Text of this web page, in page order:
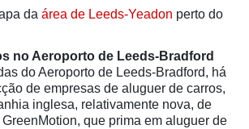
da área de Leeds-Yeadon perto do
no Aeroporto de Leeds-Bradford
do Aeroporto de Leeds-Bradford, há
de empresas de aluguer de carros,
inglesa, relativamente nova, de
que prima em aluguer de